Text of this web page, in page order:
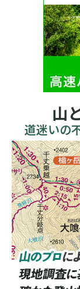
山
道迷いの